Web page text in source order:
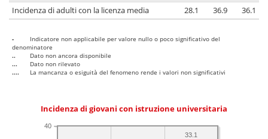
Incidenza di adulti con la licenza media
28.1 36.9 36.1
-
Indicatore non applicabile per valore nullo o poco significativo del
denominatore
..
Dato non ancora disponibile
...
Dato non rilevato
....
La mancanza o esiguità del fenomeno rende i valori non significativi
Incidenza di giovani con istruzione universitaria
40
33.1